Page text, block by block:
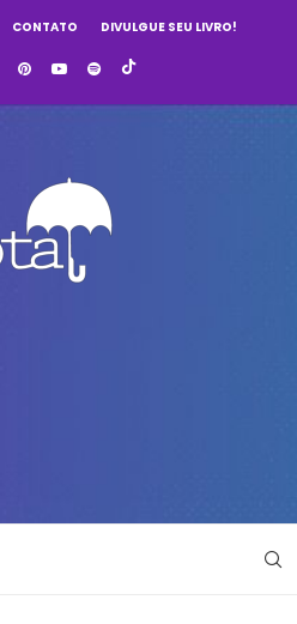
CONTATO DIVULGUE SEU LIVRO!